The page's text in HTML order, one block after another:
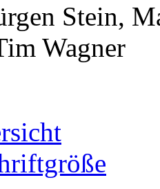
Stein,
Wagner